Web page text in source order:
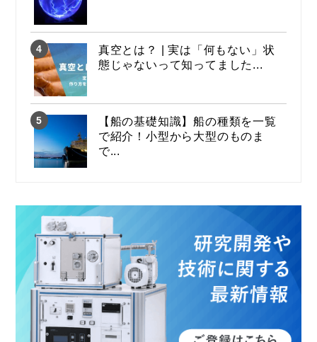
真空とは？ | 実は「何もない」状
態じゃないって知ってました...
【船の基礎知識】船の種類を一覧
で紹介！小型から大型のものま
で...